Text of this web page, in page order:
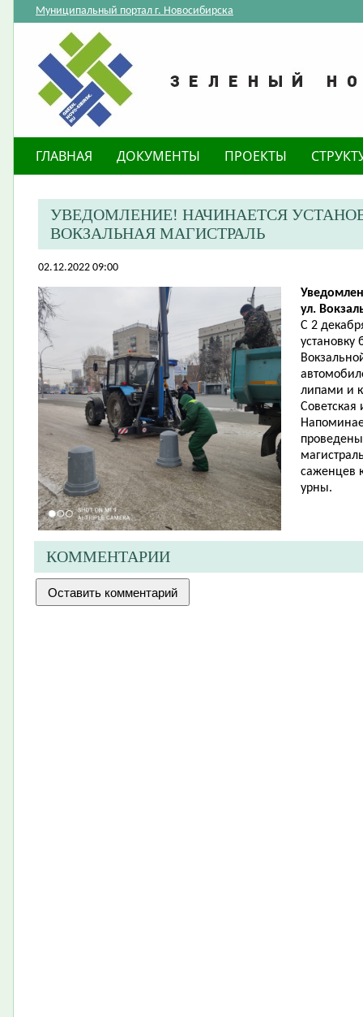
Муниципальный портал г. Новосибирска
ГЛАВНАЯ ДОКУМЕНТЫ ПРОЕКТЫ
​УВЕДОМЛЕНИЕ! НАЧИНАЕТСЯ
ВОКЗАЛЬНАЯ МАГИСТРАЛЬ
02.12.2022 09:00
ул.
С 2
установку
липами и
Советская
проведены
саженцев
урны.
КОММЕНТАРИИ